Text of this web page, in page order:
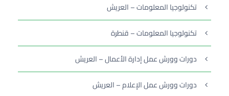
تكنولوجيا المعلومات – العريش
تكنولوجيا المعلومات – قنطرة
دورات وورش عمل إدارة الأعمال – العريش
دورات وورش عمل الإعلام – العريش